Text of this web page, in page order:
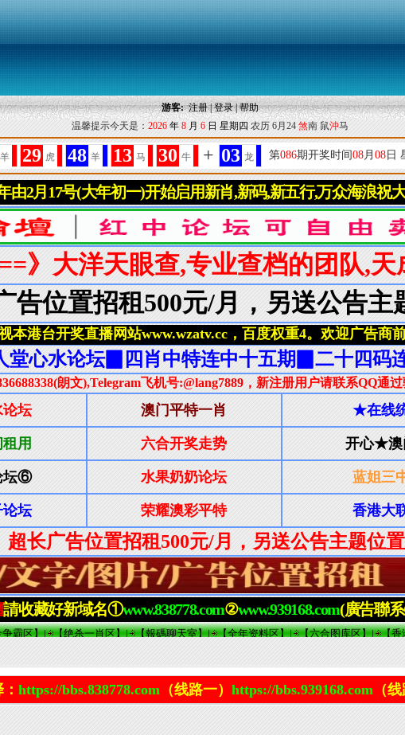
游客:注册|登录|帮助
温馨提示今天是： 2026年 8月 6日 星期四 农历 6月24 煞南 鼠沖马
https://bbs.838778.com（线路一） https://bbs.939168.com（线